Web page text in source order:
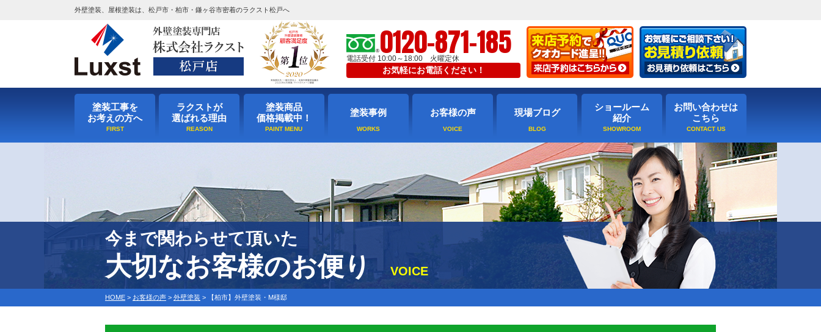
外壁塗装、屋根塗装は、松戸市・柏市・鎌ヶ谷市密着のラクスト松戸へ
0120-871-185
電話受付 10:00～18:00 火曜定休
お気軽にお電話ください！
塗装工事を
お考えの方へ
ラクストが
選ばれる理由
塗装商品
価格掲載中！
塗装事例 お客様の声 現場ブログ
ショールーム
紹介
お問い合わせは
こちら
今まで関わらせて頂いた
大切なお客様のお便り VOICE
HOME > お客様の声 > 外壁塗装 > 【柏市】外壁塗装・М様邸